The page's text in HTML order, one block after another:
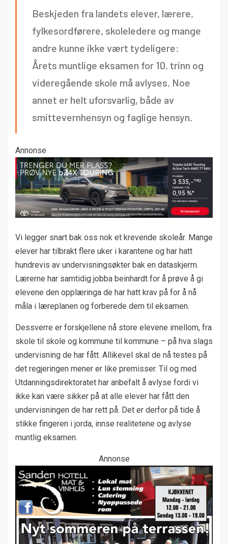
Beskjeden fra landets elever, lærere,
fylkesordførere, skoleledere og mange
andre kunne ikke vært tydeligere:
Årets muntlige eksamen for 10. trinn og
videregående skole må avlyses. Noe
annet er helt uforsvarlig, både av
smittevernhensyn og faglige hensyn.
Annonse
Vi legger snart bak oss nok et krevende skoleår. Mange
elever har tilbrakt flere uker i karantene og har hatt
hundrevis av undervisningsøkter bak en dataskjerm.
Lærerne har samtidig jobba beinhardt for å prøve å gi
elevene den opplæringa de har hatt krav på for å nå
måla i læreplanen og forberede dem til eksamen.
Dessverre er forskjellene nå store elevene imellom, fra
skole til skole og kommune til kommune – på hva slags
undervisning de har fått. Allikevel skal de nå testes på
det regjeringen mener er like premisser. Til og med
Utdanningsdirektoratet har anbefalt å avlyse fordi vi
ikke kan være sikker på at alle elever har fått den
undervisningen de har rett på. Det er derfor på tide å
stikke fingeren i jorda, innse realitetene og avlyse
muntlig eksamen.
Annonse